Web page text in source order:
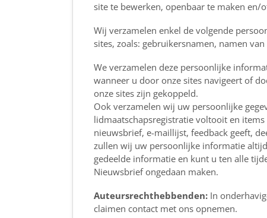
site te bewerken, openbaar te maken
Wij verzamelen enkel de volgende
sites, zoals: gebruikersnamen, namen
We verzamelen deze persoonlijke
wanneer u door onze sites navigeert of
onze sites zijn gekoppeld.
Ook verzamelen wij uw persoonlijke
lidmaatschapsregistratie voltooit en
nieuwsbrief, e-maillijst, feedback geeft,
zullen wij uw persoonlijke informatie
gedeelde informatie en kunt u ten alle
Nieuwsbrief ongedaan maken.
Auteursrechthebbenden: In
claimen contact met ons opnemen.